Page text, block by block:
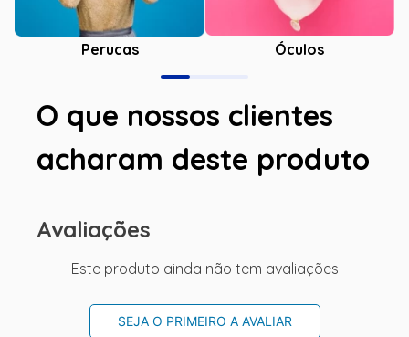
Perucas Óculos
O que nossos clientes
acharam deste produto
Avaliações
Este produto ainda não tem avaliações
SEJA O PRIMEIRO A AVALIAR